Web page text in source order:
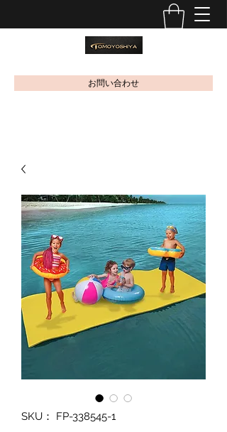
お問い合わせ
SKU： FP-338545-1